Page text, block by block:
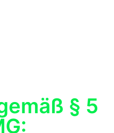
§ 5